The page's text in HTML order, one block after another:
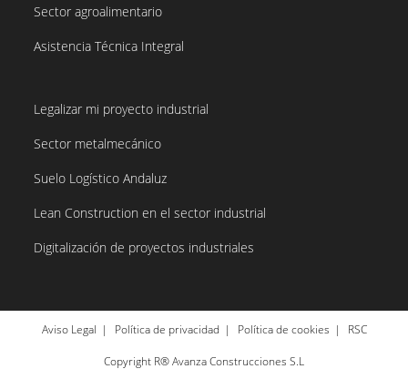
Sector agroalimentario
Asistencia Técnica Integral
Legalizar mi proyecto industrial
Sector metalmecánico
Suelo Logístico Andaluz
Lean Construction en el sector industrial
Digitalización de proyectos industriales
Aviso Legal Política de privacidad Política de cookies RSC
Copyright R® Avanza Construcciones S.L